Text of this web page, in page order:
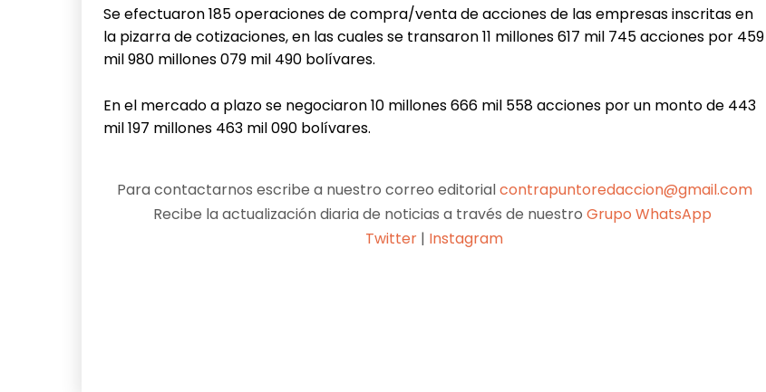
Se efectuaron 185 operaciones de compra/venta de acciones de las empresas inscritas en
la pizarra de cotizaciones, en las cuales se transaron 11 millones 617 mil 745 acciones por 459
mil 980 millones 079 mil 490 bolívares.
En el mercado a plazo se negociaron 10 millones 666 mil 558 acciones por un monto de 443
mil 197 millones 463 mil 090 bolívares.
Para contactarnos escribe a nuestro correo editorialcontrapuntoredaccion@gmail.com
Recibe la actualización diaria de noticias a través de nuestroGrupo WhatsApp
Twitter | Instagram